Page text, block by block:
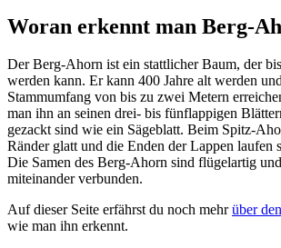
Woran erkennt man Berg-
Der Berg-Ahorn ist ein stattlicher Baum, der
werden kann. Er kann 400 Jahre alt werden
Stammumfang von bis zu zwei Metern
man ihn an seinen drei- bis fünflappigen
gezackt sind wie ein Sägeblatt. Beim Spitz-
Ränder glatt und die Enden der Lappen laufen
Die Samen des Berg-Ahorn sind flügelartig
miteinander verbunden.
Auf dieser Seite erfährst du noch mehrüber
wie man ihn erkennt.